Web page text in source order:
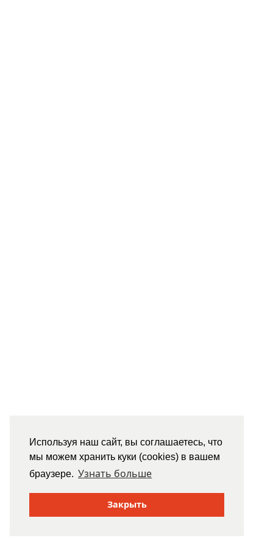
Используя наш сайт, вы соглашаетесь, что
мы можем хранить куки (cookies) в вашем
браузере. Узнать больше
Закрыть